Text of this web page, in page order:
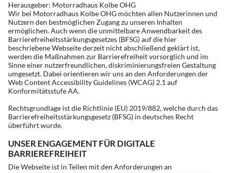
Herausgeber: Motorradhaus Kolbe OHG
Wir bei Motorradhaus Kolbe OHG möchten allen Nutzerinnen und
Nutzern den bestmöglichen Zugang zu unseren Inhalten
ermöglichen. Auch wenn die unmittelbare Anwendbarkeit des
Barrierefreiheitsstärkungsgesetzes (BFSG) auf die hier
beschriebene Webseite derzeit nicht abschließend geklärt ist,
werden die Maßnahmen zur Barrierefreiheit vorsorglich und im
Sinne einer nutzerfreundlichen, diskriminierungsfreien Gestaltung
umgesetzt. Dabei orientieren wir uns an den Anforderungen der
Web Content Accessibility Guidelines (WCAG) 2.1 auf
Konformitätsstufe AA.
Rechtsgrundlage ist die Richtlinie (EU) 2019/882, welche durch das
Barrierefreiheitsstärkungsgesetz (BFSG) in deutsches Recht
überführt wurde.
UNSER ENGAGEMENT FÜR DIGITALE
BARRIEREFREIHEIT
Die Webseite ist in Teilen mit den Anforderungen an